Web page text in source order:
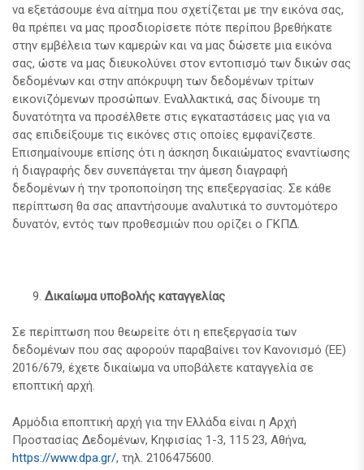
να εξετάσουμε ένα αίτημα που σχετίζεται με την εικόνα σας,
θα πρέπει να μας προσδιορίσετε πότε περίπου βρεθήκατε
στην εμβέλεια των καμερών και να μας δώσετε μια εικόνα
σας, ώστε να μας διευκολύνει στον εντοπισμό των δικών σας
δεδομένων και στην απόκρυψη των δεδομένων τρίτων
εικονιζόμενων προσώπων. Εναλλακτικά, σας δίνουμε τη
δυνατότητα να προσέλθετε στις εγκαταστάσεις μας για να
σας επιδείξουμε τις εικόνες στις οποίες εμφανίζεστε.
Επισημαίνουμε επίσης ότι η άσκηση δικαιώματος εναντίωσης
ή διαγραφής δεν συνεπάγεται την άμεση διαγραφή
δεδομένων ή την τροποποίηση της επεξεργασίας. Σε κάθε
περίπτωση θα σας απαντήσουμε αναλυτικά το συντομότερο
δυνατόν, εντός των προθεσμιών που ορίζει ο ΓΚΠΔ.
Δικαίωμα υποβολής καταγγελίας
Σε περίπτωση που θεωρείτε ότι η επεξεργασία των
δεδομένων που σας αφορούν παραβαίνει τον Κανονισμό (ΕΕ)
2016/679, έχετε δικαίωμα να υποβάλετε καταγγελία σε
εποπτική αρχή.
Αρμόδια εποπτική αρχή για την Ελλάδα είναι η Αρχή
Προστασίας Δεδομένων, Κηφισίας 1-3, 115 23, Αθήνα,
https://www.dpa.gr/, τηλ. 2106475600.